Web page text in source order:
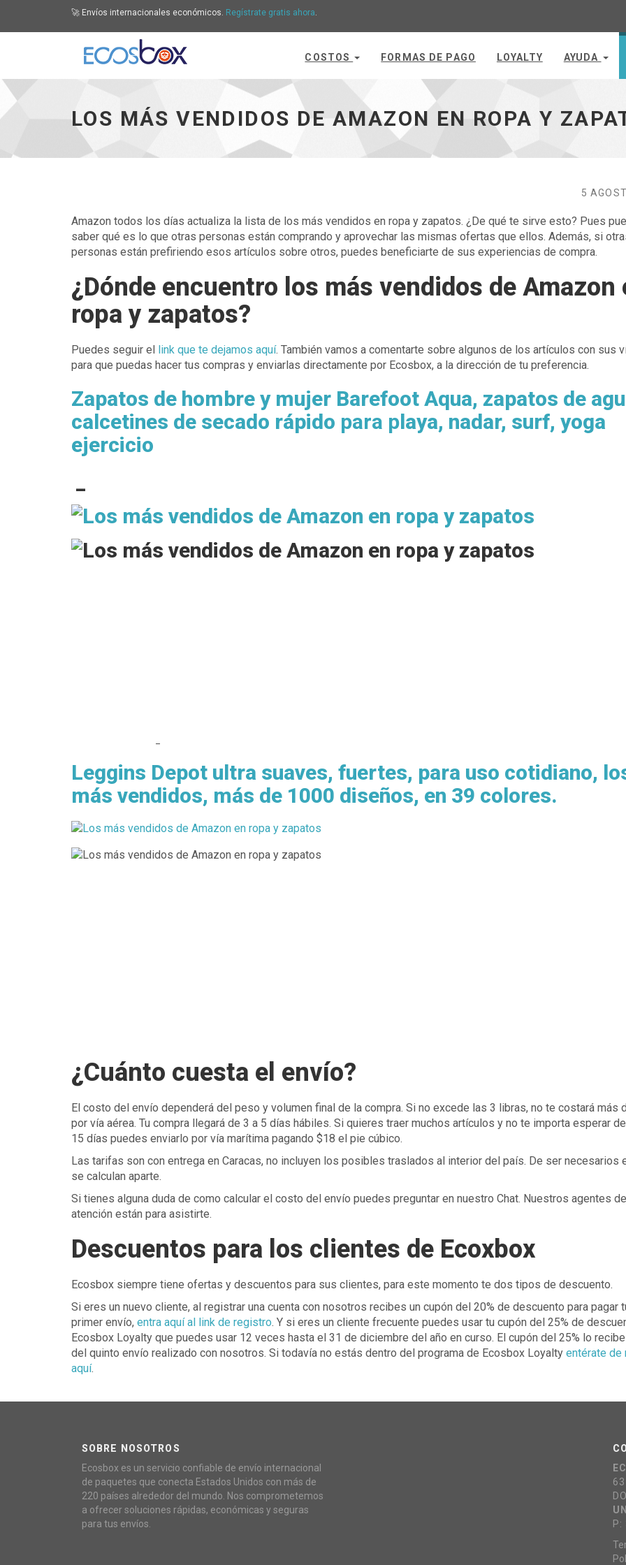
🚀 Envíos internacionales económicos. Regístrate gratis ahora.
COSTOS FORMAS DE PAGO LOYALTY AYUDA
LOS MÁS VENDIDOS DE AMAZON EN ROPA Y
5
Amazon todos los días actualiza la lista de los más vendidos en ropa y zapatos. ¿De qué te sirve esto? Pues
saber qué es lo que otras personas están comprando y aprovechar las mismas ofertas que ellos. Además, si
personas están prefiriendo esos artículos sobre otros, puedes beneficiarte de sus experiencias de compra.
¿Dónde encuentro los más vendidos de Amazon
ropa y zapatos?
Puedes seguir el link que te dejamos aquí. También vamos a comentarte sobre algunos de los artículos con sus
para que puedas hacer tus compras y enviarlas directamente por Ecosbox, a la dirección de tu preferencia.
Zapatos de hombre y mujer Barefoot Aqua, zapatos de
calcetines de secado rápido para playa, nadar, surf, yoga
ejercicio
_
Leggins Depot ultra suaves, fuertes, para uso cotidiano,
más vendidos, más de 1000 diseños, en 39 colores.
¿Cuánto cuesta el envío?
El costo del envío dependerá del peso y volumen final de la compra. Si no excede las 3 libras, no te costará más
por vía aérea. Tu compra llegará de 3 a 5 días hábiles. Si quieres traer muchos artículos y no te importa esperar
15 días puedes enviarlo por vía marítima pagando $18 el pie cúbico.
Las tarifas son con entrega en Caracas, no incluyen los posibles traslados al interior del país. De ser necesarios
se calculan aparte.
Si tienes alguna duda de como calcular el costo del envío puedes preguntar en nuestro Chat. Nuestros agentes de
atención están para asistirte.
Descuentos para los clientes de Ecoxbox
Ecosbox siempre tiene ofertas y descuentos para sus clientes, para este momento te dos tipos de descuento.
Si eres un nuevo cliente, al registrar una cuenta con nosotros recibes un cupón del 20% de descuento para pagar
primer envío, entra aquí al link de registro. Y si eres un cliente frecuente puedes usar tu cupón del 25% de
Ecosbox Loyalty que puedes usar 12 veces hasta el 31 de diciembre del año en curso. El cupón del 25% lo
del quinto envío realizado con nosotros. Si todavía no estás dentro del programa de Ecosbox Loyalty entérate de
aquí.
SOBRE NOSOTROS
Ecosbox es un servicio confiable de envío internacional
de paquetes que conecta Estados Unidos con más de
220 países alrededor del mundo. Nos comprometemos
a ofrecer soluciones rápidas, económicas y seguras
para tus envíos.